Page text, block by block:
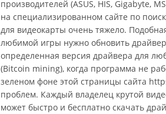
производителей (ASUS, HIS, Gigabyte,
на специализированном сайте по
для видеокарты очень тяжело.
любимой игры нужно обновить
определенная версия драйвера для
(Bitcoin mining), когда программа не
зеленом фоне этой страницы сайта
проблем. Каждый владелец крутой
может быстро и бесплатно скачать